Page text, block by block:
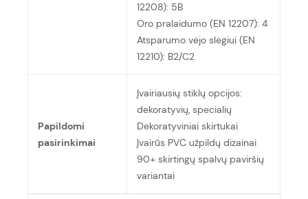
12208): 5B
Oro pralaidumo (EN 12207): 4
Atsparumo vėjo slėgiui (EN
12210): B2/C2
Papildomi
pasirinkimai
Įvairiausių stiklų opcijos:
dekoratyvių, specialių
Dekoratyviniai skirtukai
Įvairūs PVC užpildų dizainai
90+ skirtingų spalvų paviršių
variantai